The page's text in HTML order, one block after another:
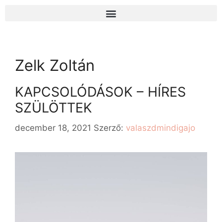
Zelk Zoltán
KAPCSOLÓDÁSOK – HÍRES
SZÜLÖTTEK
december 18, 2021 Szerző: valaszdmindigajo